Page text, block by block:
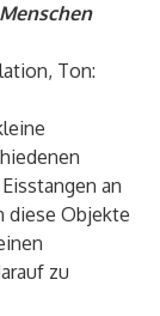
Ton:
an
diese Objekte
zu